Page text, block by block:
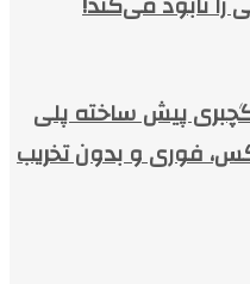
گچبری پیش ساخته پلی
فوری و بدون تخریب